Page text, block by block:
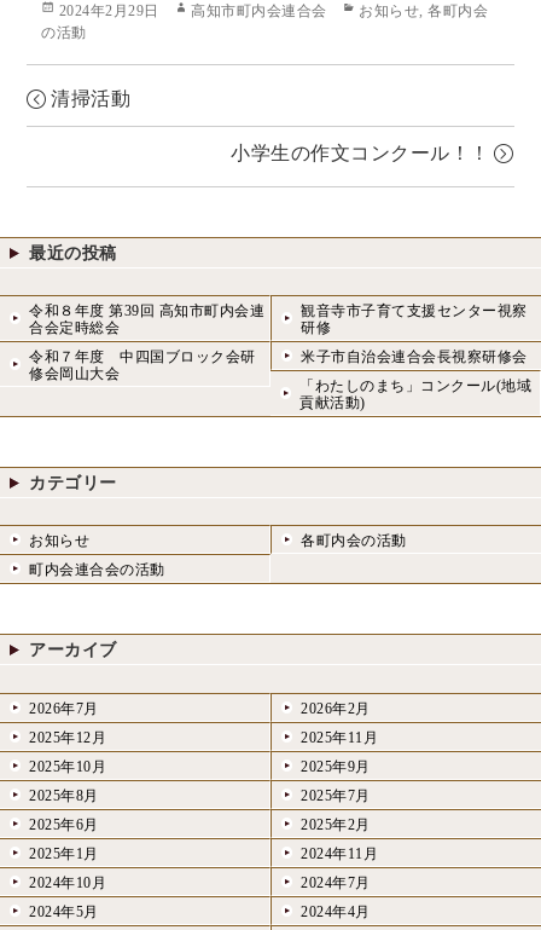
o
o
k
d
o
l
Posted
on
2024年2月29日 Author
高知市町内会連合会 Categories
お知らせ,各町内会
の活動
清掃活動
小学生の作文コンクール！！
最近の投稿
令和８年度 第39回 高知市町内会連
合会定時総会
観音寺市子育て支援センター視察
研修
令和７年度 中四国ブロック会研
修会岡山大会
米子市自治会連合会長視察研修会
「わたしのまち」コンクール(地域
貢献活動)
カテゴリー
お知らせ
各町内会の活動
町内会連合会の活動
アーカイブ
2026年7月
2026年2月
2025年12月
2025年11月
2025年10月
2025年9月
2025年8月
2025年7月
2025年6月
2025年2月
2025年1月
2024年11月
2024年10月
2024年7月
2024年5月
2024年4月